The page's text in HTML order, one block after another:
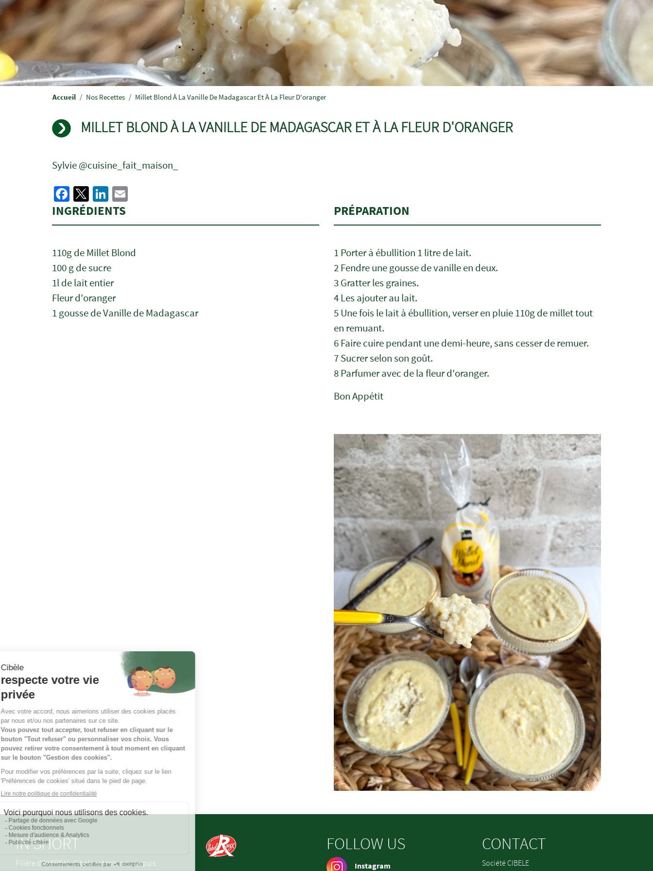
Accueil Nos Recettes Millet Blond À La Vanille De Madagascar Et À La Fleur D'oranger
MILLET BLOND À LA VANILLE DE MADAGASCAR ET À LA FLEUR D'ORANGER
Sylvie @cuisine_fait_maison_
Facebook
TwitterLinkedIn
INGRÉDIENTS
110g de Millet Blond
100 g de sucre
1l de lait entier
Fleur d'oranger
1 gousse de Vanille de Madagascar
PRÉPARATION
1 Porter à ébullition 1 litre de lait.
2 Fendre une gousse de vanille en deux.
3 Gratter les graines.
4 Les ajouter au lait.
5 Une fois le lait à ébullition, verser en pluie 110g de millet tout
en remuant.
6 Faire cuire pendant une demi-heure, sans cesser de remuer.
7 Sucrer selon son goût.
8 Parfumer avec de la fleur d'oranger.
Bon Appétit
IN SHORT
Filière d’AXEREAL, Cibèle est reconnu depuis
FOLLOW US
Instagram
CONTACT
Société CIBELE